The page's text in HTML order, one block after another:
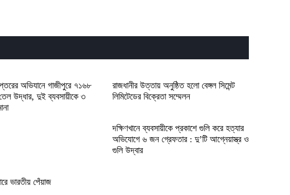
অভিযানে গাজীপুরে ৭১৬৮
তেল উদ্ধার, দুই ব্যবসায়ীকে ৩
রাজধানীর উত্তায় অনুষ্ঠিত হলো বেঙ্গল সিমেন্ট
লিমিটেডের বিক্রেতা সম্মেলন
দক্ষিণখানে ব্যবসায়ীকে প্রকাশে গুলি করে হত্যার
অভিযোগে ৬ জন গ্রেফতার : দু’টি আগ্নেয়াস্ত্র ও
গুলি উদ্বার
ভারতীয় পেঁয়াজ